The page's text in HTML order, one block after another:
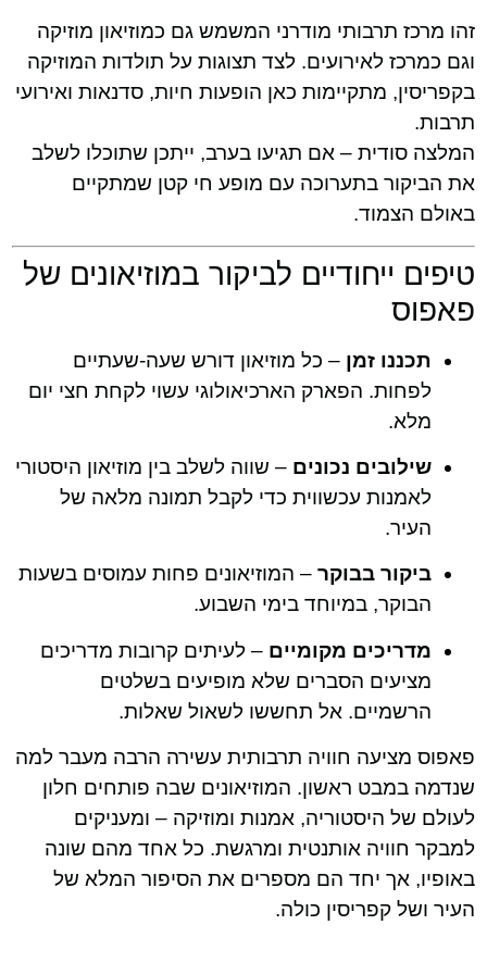
זהו מרכז תרבותי מודרני המשמש גם כמוזיאון מוזיקה
וגם כמרכז לאירועים. לצד תצוגות על תולדות המוזיקה
בקפריסין, מתקיימות כאן הופעות חיות, סדנאות ואירועי
תרבות.
המלצה סודית – אם תגיעו בערב, ייתכן שתוכלו לשלב
את הביקור בתערוכה עם מופע חי קטן שמתקיים
באולם הצמוד.
טיפים ייחודיים לביקור במוזיאונים של
פאפוס
תכננו זמן – כל מוזיאון דורש שעה-שעתיים
לפחות. הפארק הארכיאולוגי עשוי לקחת חצי יום
מלא.
שילובים נכונים – שווה לשלב בין מוזיאון היסטורי
לאמנות עכשווית כדי לקבל תמונה מלאה של
העיר.
ביקור בבוקר – המוזיאונים פחות עמוסים בשעות
הבוקר, במיוחד בימי השבוע.
מדריכים מקומיים – לעיתים קרובות מדריכים
מציעים הסברים שלא מופיעים בשלטים
הרשמיים. אל תחששו לשאול שאלות.
פאפוס מציעה חוויה תרבותית עשירה הרבה מעבר למה
שנדמה במבט ראשון. המוזיאונים שבה פותחים חלון
לעולם של היסטוריה, אמנות ומוזיקה – ומעניקים
למבקר חוויה אותנטית ומרגשת. כל אחד מהם שונה
באופיו, אך יחד הם מספרים את הסיפור המלא של
העיר ושל קפריסין כולה.